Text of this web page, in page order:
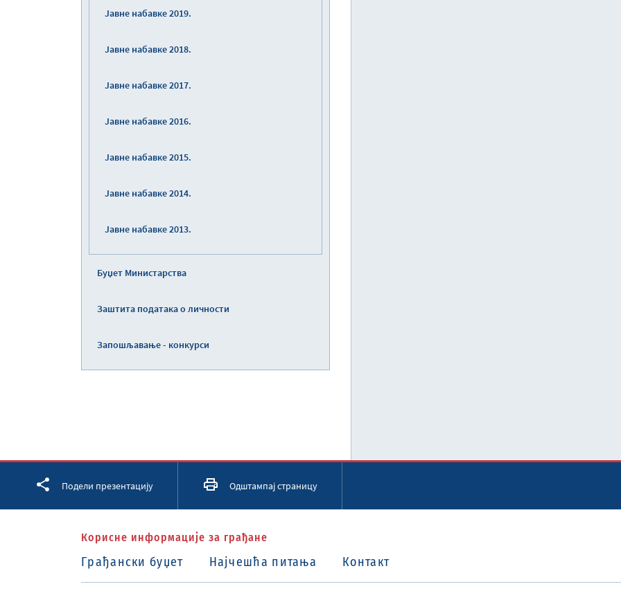
Јавне набавке 2019.
Јавне набавке 2018.
Јавне набавке 2017.
Јавне набавке 2016.
Јавне набавке 2015.
Јавне набавке 2014.
Јавне набавке 2013.
Буџет Министарства
Заштита података о личности
Запошљавање - конкурси
Подели презентацију
Facebook Twitter LinkedIn
Одштампај страницу
Корисне информације за грађане
Грађански буџет Најчешћа питања Контакт